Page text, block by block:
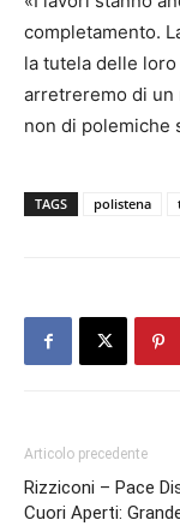
completamento.
la tutela delle
arretreremo di un
non di polemiche
TAGS polistena
Articolo precedente
Rizziconi – Pace
Cuori Aperti: